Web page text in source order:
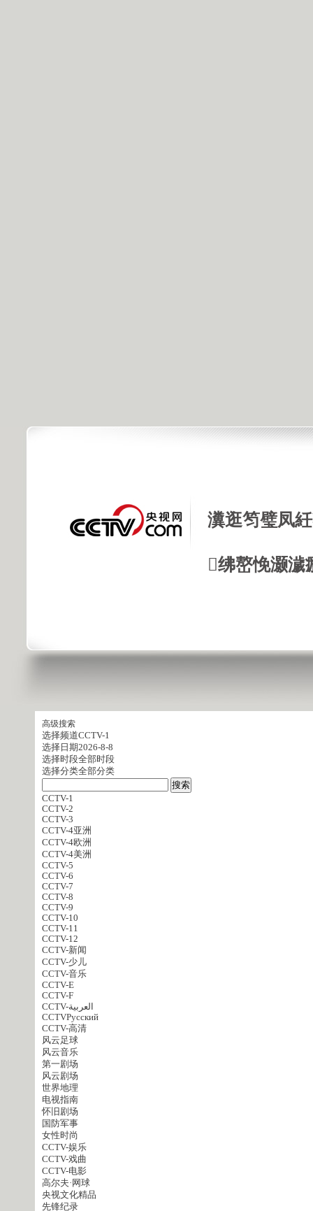
瀵逛笉璧凤
绋嶅悗灏
高级搜索
选择频道CCTV-1
选择日期2026-8-8
选择时段全部时段
选择分类全部分类
CCTV-1
CCTV-2
CCTV-3
CCTV-4亚洲
CCTV-4欧洲
CCTV-4美洲
CCTV-5
CCTV-6
CCTV-7
CCTV-8
CCTV-9
CCTV-10
CCTV-11
CCTV-12
CCTV-新闻
CCTV-少儿
CCTV-音乐
CCTV-E
CCTV-F
CCTV-العربية
CCTVPусский
CCTV-高清
风云足球
风云音乐
第一剧场
风云剧场
世界地理
电视指南
怀旧剧场
国防军事
女性时尚
CCTV-娱乐
CCTV-戏曲
CCTV-电影
高尔夫·网球
央视文化精品
先锋纪录